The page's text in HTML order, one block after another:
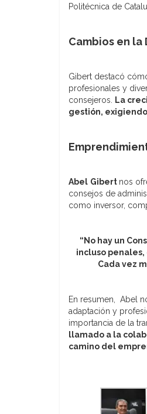
Politécnica de
Cambios en la
Gibert destacó
profesionales y
consejeros.
La
gestión,
Abel Gibert nos
consejos de
como inversor,
“No hay un
incluso
Cada vez
En resumen, Abel
adaptación y
importancia de la
llamado a la
camino del